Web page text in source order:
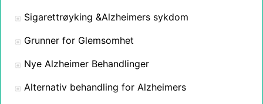
Sigarettrøyking &Alzheimers sykdom
Grunner for Glemsomhet
Nye Alzheimer Behandlinger
Alternativ behandling for Alzheimers